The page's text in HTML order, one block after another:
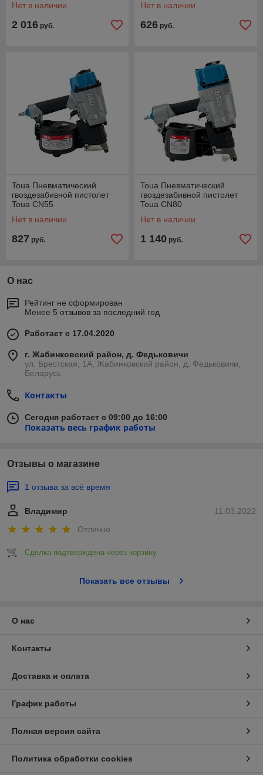
Нет в наличии
2 016 руб.
Нет в наличии
626 руб.
Toua Пневматический
гвоздезабивной пистолет
Toua CN55
Нет в наличии
827 руб.
Toua Пневматический
гвоздезабивной пистолет
Toua CN80
Нет в наличии
1 140 руб.
О нас
Рейтинг не сформирован
Менее 5 отзывов за последний год
Работает с 17.04.2020
г. Жабинковский район, д. Федьковичи
ул. Брестская, 1А, Жабинковский район, д. Федьковичи,
Беларусь
Контакты
Сегодня работает с 09:00 до 16:00
Показать весь график работы
Отзывы о магазине
1 отзыва за всё время
11.03.2022
Владимир
Отлично
Сделка подтверждена через корзину
Показать все отзывы
О нас
Контакты
Доставка и оплата
График работы
Полная версия сайта
Политика обработки cookies